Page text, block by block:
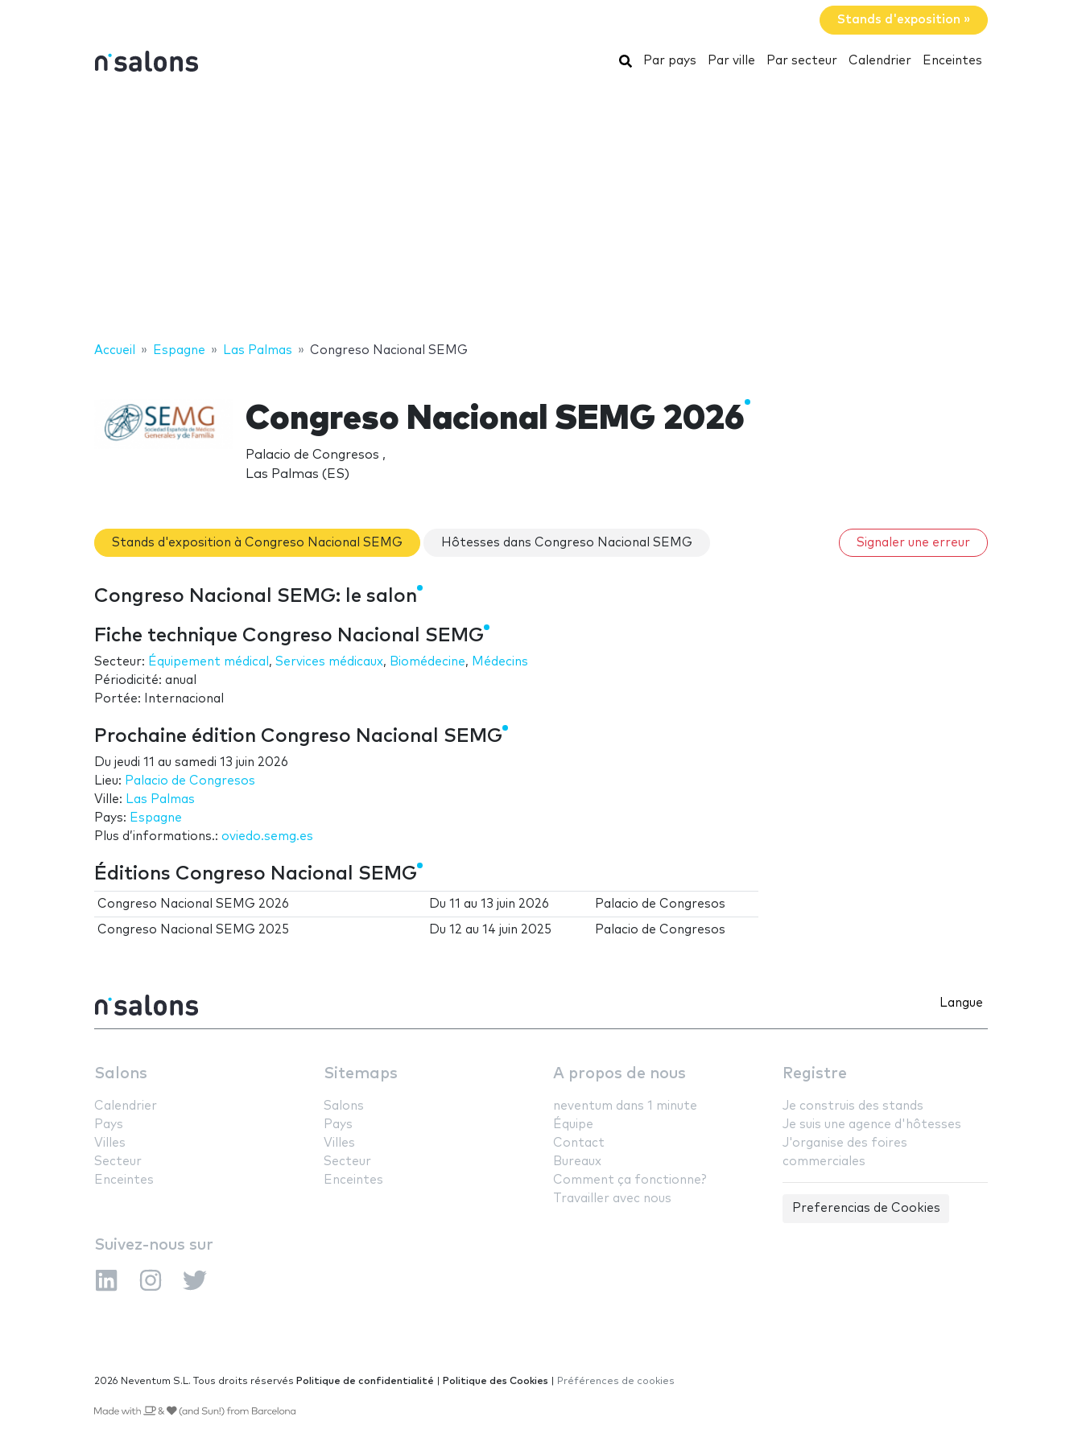
Stands d'exposition »
Rechercher
Par pays Par ville Par secteur Calendrier Enceintes
Accueil Espagne Las Palmas Congreso Nacional SEMG
Congreso Nacional SEMG 2026
Palacio de Congresos ,
Las Palmas (ES)
Stands d'exposition à Congreso Nacional SEMG Hôtesses dans Congreso Nacional SEMG Signaler une erreur
Congreso Nacional SEMG: le salon
Fiche technique Congreso Nacional SEMG
Secteur: Équipement médical , Services médicaux, Biomédecine, Médecins
Périodicité: anual
Portée: Internacional
Prochaine édition Congreso Nacional SEMG
Du jeudi 11 au samedi 13 juin 2026
Lieu: Palacio de Congresos
Ville: Las Palmas
Pays: Espagne
Plus d’informations.: oviedo.semg.es
Éditions Congreso Nacional SEMG
Congreso Nacional SEMG 2026 Du11 au13 juin 2026 Palacio de Congresos
Congreso Nacional SEMG 2025 Du12 au14 juin 2025 Palacio de Congresos
Langue
Salons
Calendrier
Pays
Villes
Secteur
Enceintes
Sitemaps
Salons
Pays
Villes
Secteur
Enceintes
A propos de nous
neventum dans 1 minute
Équipe
Contact
Bureaux
Comment ça fonctionne?
Travailler avec nous
Registre
Je construis des stands
Je suis une agence d'hôtesses
J'organise des foires
commerciales
Preferencias de Cookies
Suivez-nous sur
2026 Neventum S.L. Tous droits réservés Politique de confidentialité Politique des Cookies Préférences de cookies